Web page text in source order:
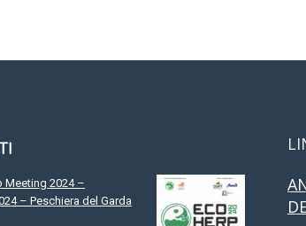
Meeting 2024 –
– Peschiera del Garda